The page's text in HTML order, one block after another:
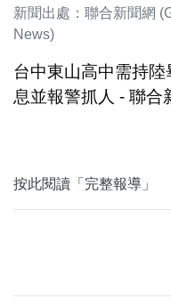
新聞出處：聯合新聞網
News)
台中東山高中需持
息並報警抓人 - 聯合
按此閱讀「完整報導」